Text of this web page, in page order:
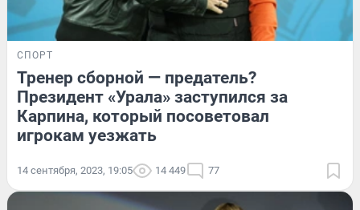
СПОРТ
Тренер сборной — предатель?
Президент «Урала» заступился за
Карпина, который посоветовал
игрокам уезжать
14 сентября, 2023, 19:05 14 449 77